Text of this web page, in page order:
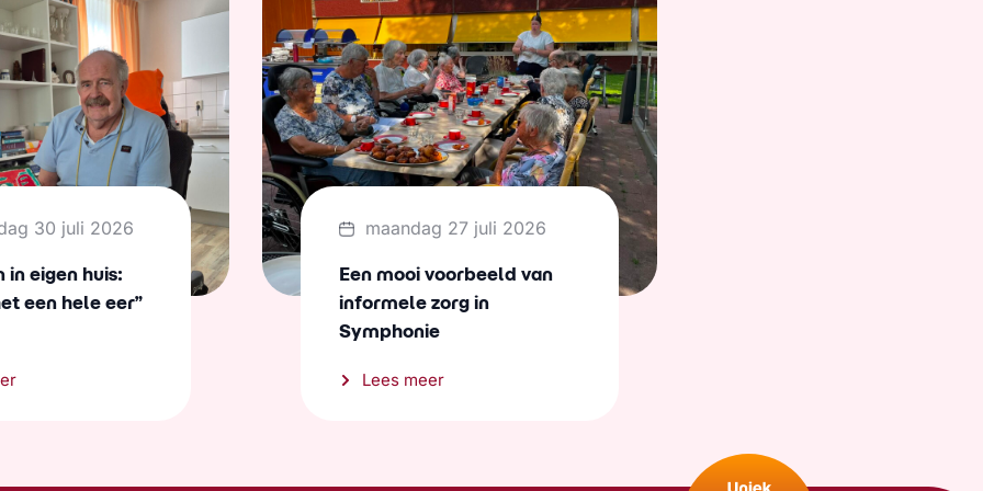
30 juli 2026
in eigen huis:
een hele eer”
maandag 27 juli 2026
Een mooi voorbeeld van
informele zorg in
Symphonie
Lees meer